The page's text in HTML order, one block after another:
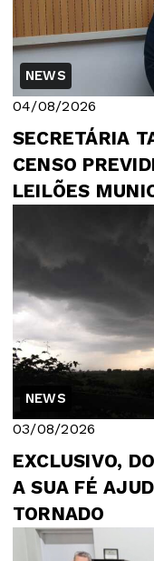
NEWS
04/08/2026
SECRETÁRIA
CENSO
LEILÕES
NEWS
03/08/2026
EXCLUSIVO,
A SUA FÉ
TORNADO